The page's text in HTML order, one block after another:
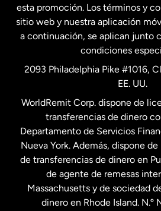
Nueva Zelanda
Países Bajos
Suecia
esta promoción. Los términos y
sitio web y nuestra aplicación
a continuación, se aplican junto
condiciones
2093 Philadelphia Pike #1016,
EE. UU.
WorldRemit Corp. dispone de
transferencias de dinero
Departamento de Servicios
Nueva York. Además, dispone
de transferencias de dinero en
de agente de remesas
Massachusetts y de sociedad
dinero en Rhode Island. N.º